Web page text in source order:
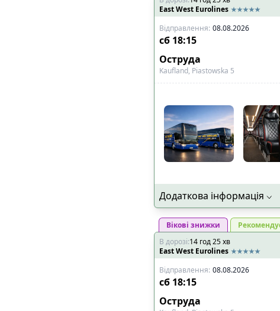
East West Eurolines
Відправлення: 08.08.2026
сб 18:15
Оструда
Kaufland, Piastowska 5
Додаткова інформація
Вікові знижки
В дорозі:14 год25хв
East West Eurolines
Відправлення: 08.08.2026
сб 18:15
Оструда